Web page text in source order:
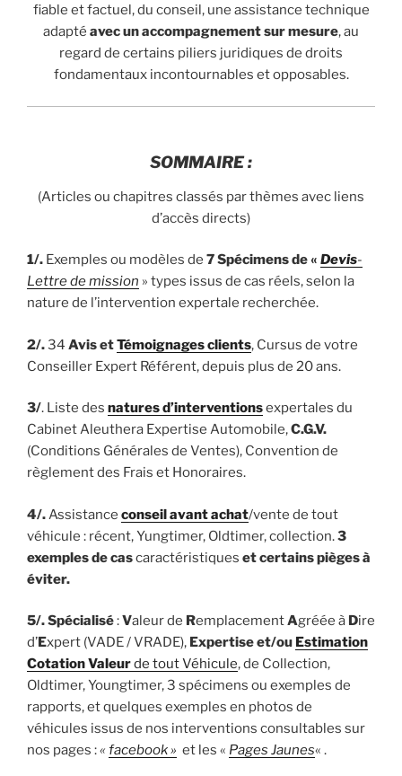
fiable et factuel, du conseil, une assistance technique
adapté avec un accompagnement sur mesure, au
regard de certains piliers juridiques de droits
fondamentaux incontournables et opposables.
SOMMAIRE :
(Articles ou chapitres classés par thèmes avec liens
d’accès directs)
1/. Exemples ou modèles de 7 Spécimens de « Devis-
Lettre de mission » types issus de cas réels, selon la
nature de l’intervention expertale recherchée.
2/.34 Avis etTémoignages clients, Cursus de votre
Conseiller Expert Référent, depuis plus de 20 ans.
3/. Liste des natures d’interventionsexpertales du
Cabinet Aleuthera Expertise Automobile,C.G.V.
(Conditions Générales de Ventes), Convention de
règlement des Frais et Honoraires.
4/. Assistance conseil avant achat/vente de tout
véhicule : récent, Yungtimer, Oldtimer, collection.3
exemples de cascaractéristiques et certains pièges à
éviter.
5/.Spécialisé:Valeur de RemplacementAgréée à Dire
d’Expert (VADE / VRADE), Expertise et/ou Estimation
Cotation Valeurde tout Véhicule, de Collection,
Oldtimer, Youngtimer, 3 spécimens ou exemples de
rapports, et quelques exemples en photos de
véhicules issus de nos interventions consultables sur
nos pages :«facebook » et les « Pages Jaunes« .